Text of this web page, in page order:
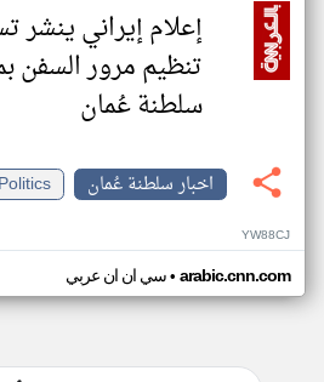
إعلام إيراني ينشر
تنظيم مرور السفن
سلطنة عُمان
اخبار سلطنة عُمان
Politics
YW88CJ
سي ان ان عربي• arabic.cnn.com